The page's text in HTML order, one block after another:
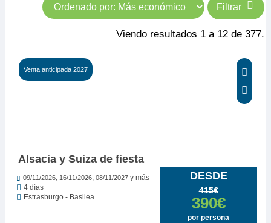
Filtrar
Viendo resultados 1 a 12 de 377.
Venta anticipada 2027
DESDE
415€
390€
por persona
Alsacia y Suiza de fiesta
09/11/2026, 16/11/2026, 08/11/2027 y más
4 días
Estrasburgo - Basilea